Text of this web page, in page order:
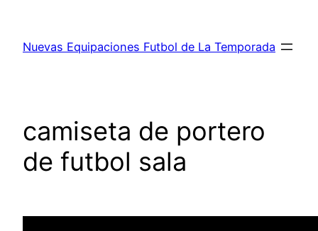
contenido
Nuevas Equipaciones Futbol de La Temporada
camiseta de portero
de futbol sala